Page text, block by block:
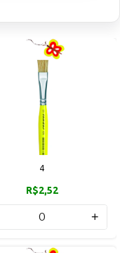
4
R$2,52
+